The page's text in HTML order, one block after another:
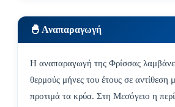
🐣 Αναπαραγωγή
Η αναπαραγωγή της Φρίσσας
θερμούς μήνες του έτους σε αντίθεση
προτιμά τα κρύα. Στη Μεσόγειο η